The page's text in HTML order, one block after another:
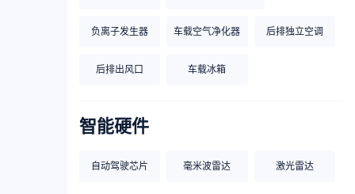
负离子发生器 车载空气净化器 后排独立空调
后排出风口 车载冰箱
智能硬件
自动驾驶芯片 毫米波雷达 激光雷达